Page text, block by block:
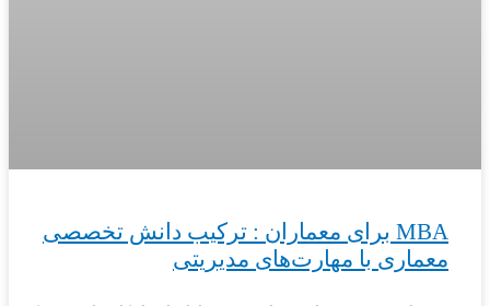
MBA برای معماران : ترکیب دانش تخصصی
معماری با مهارت‌های مدیریتی